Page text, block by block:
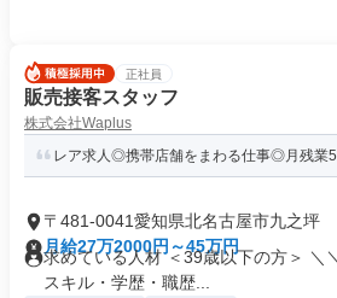
正社員
販売接客スタッフ
株式会社Waplus
レア求人◎携帯店舗をまわる仕事◎月残業
〒481-0041愛知県北名古屋市九之坪
月給27万2000円～45万円
求めている人材 ＜39歳以下の方＞
スキル・学歴・職歴...